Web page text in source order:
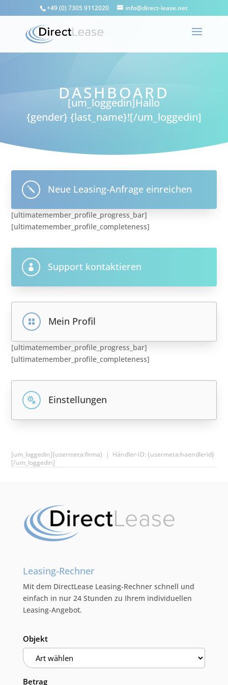
+49 (0) 7305 9112020 info@direct-lease.net
DASHBOARD
[um_loggedin]Hallo
{gender} {last_name}![/um_loggedin]
j Neue Leasing-Anfrage einreichen
[ultimatemember_profile_progress_bar]
[ultimatemember_profile_completeness]
 Support kontaktieren
 Mein Profil
[ultimatemember_profile_progress_bar]
[ultimatemember_profile_completeness]
 Einstellungen
[um_loggedin]{usermeta:firma} | Händler-ID: {usermeta:haendlerid}
[/um_loggedin]
Leasing-Rechner
Mit dem DirectLease Leasing-Rechner schnell und
einfach in nur 24 Stunden zu Ihrem individuellen
Leasing-Angebot.
Objekt
Betrag